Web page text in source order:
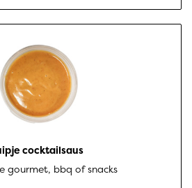
cocktailsaus
gourmet, bbq of snacks